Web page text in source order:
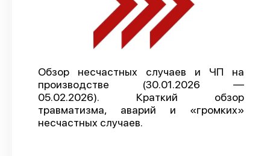
Отчеты
Предложить публикацию
API
О проекте
Политика конфиденциальности
Обзор несчастных случаев и ЧП на
производстве (30.01.2026 —
05.02.2026). Краткий обзор
травматизма, аварий и «громких»
несчастных случаев.